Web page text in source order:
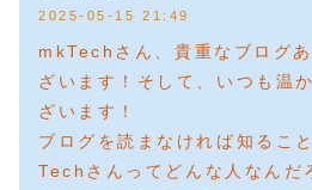
2025-05-15 21:49
mkTechさん、貴重なブログ
ざいます！そして、いつも温
ざいます！
ブログを読まなければ知るこ
Techさんってどんな人なんだ